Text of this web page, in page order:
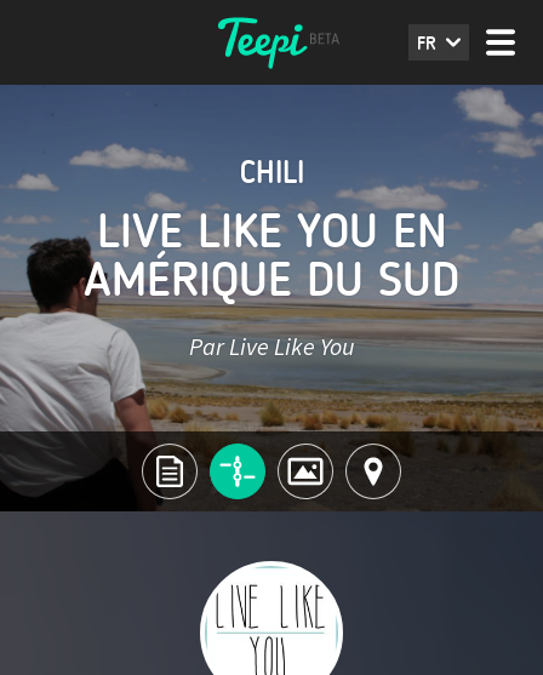
FR
CHILI
LIVE LIKE YOU EN
AMÉRIQUE DU SUD
Par Live Like You